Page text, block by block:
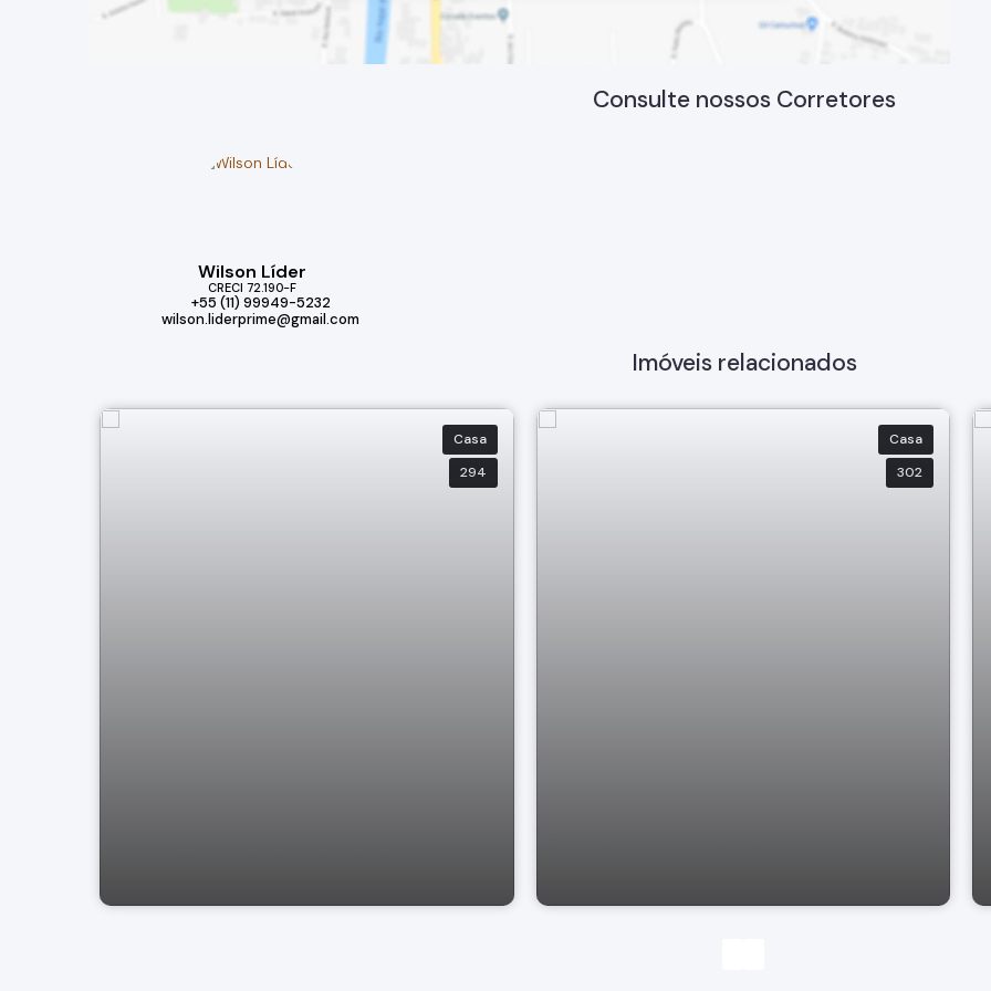
Consulte nossos Corretores
Wilson Líder
CRECI 72.190-F
+55 (11) 99949-5232
wilson.liderprime@gmail.com
Imóveis relacionados
Casa
294
Casa
302